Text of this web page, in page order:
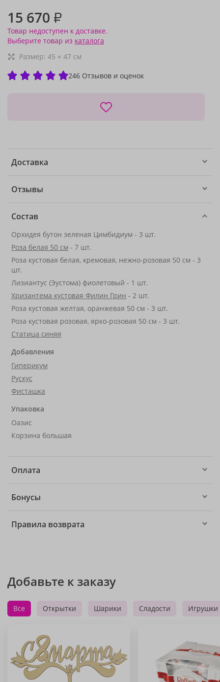
15 670 ₽
Товар недоступен к доставке.
Выберите товар из каталога
Размер: 45 × 47 см
246 Отзывов и оценок
Доставка
Отзывы
Состав
Орхидея бутон зеленая Цимбидиум - 3 шт.
Роза белая 50 см - 7 шт.
Роза кустовая белая, кремовая, нежно-розовая 50 см - 3
шт.
Лизиантус (Эустома) фиолетовый - 1 шт.
Хризантема кустовая Филин Грин - 2 шт.
Роза кустовая желтая, оранжевая 50 см - 3 шт.
Роза кустовая розовая, ярко-розовая 50 см - 3 шт.
Статица синяя
Добавления
Гиперикум
Рускус
Фисташка
Упаковка
Оазис
Корзина большая
Оплата
Бонусы
Правила возврата
Добавьте к заказу
Все Открытки Шарики Сладости Игрушки